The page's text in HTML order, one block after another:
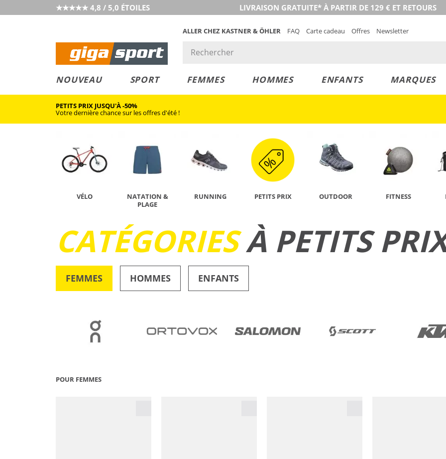
★★★★★ 4,8 / 5,0 ÉTOILES LIVRAISON GRATUITE* À PARTIR DE 129 € ET RETOURS
ALLER CHEZ KASTNER & ÖHLER FAQ Carte cadeau Offres Newsletter
NOUVEAU SPORT FEMMES HOMMES ENFANTS MARQUES
PETITS PRIX JUSQU'À -50%
Votre dernière chance sur les offres d'été !
VÉLO
NATATION &
PLAGE
RUNNING PETITS PRIX OUTDOOR FITNESS
CATÉGORIESÀ PETITS
FEMMES HOMMES ENFANTS
POUR FEMMES